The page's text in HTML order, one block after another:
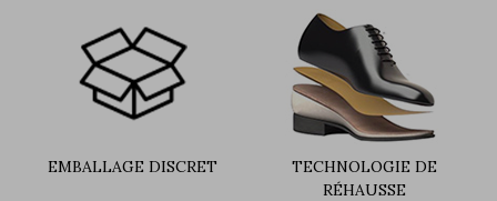
EMBALLAGE DISCRET
TECHNOLOGIE DE
RÉHAUSSE